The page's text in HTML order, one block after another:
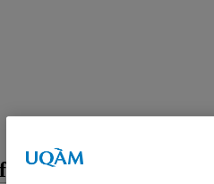
Participation in